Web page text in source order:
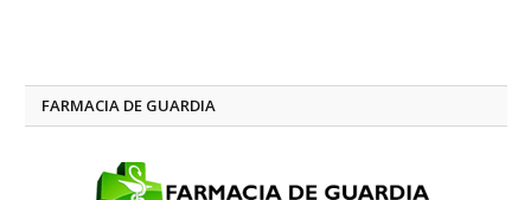
FARMACIA DE GUARDIA